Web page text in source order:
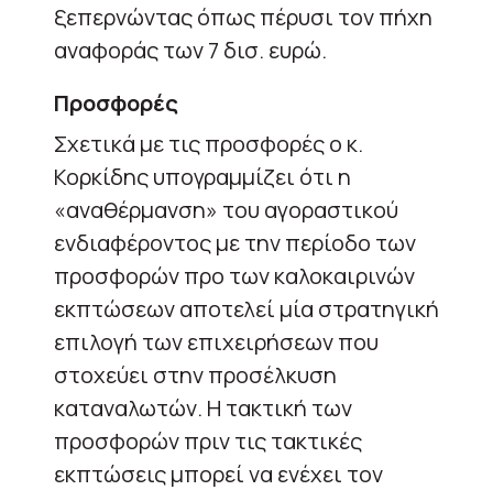
ξεπερνώντας όπως πέρυσι τον πήχη
αναφοράς των 7 δισ. ευρώ.
Προσφορές
Σχετικά με τις προσφορές ο κ.
Κορκίδης υπογραμμίζει ότι η
«αναθέρμανση» του αγοραστικού
ενδιαφέροντος με την περίοδο των
προσφορών προ των καλοκαιρινών
εκπτώσεων αποτελεί μία στρατηγική
επιλογή των επιχειρήσεων που
στοχεύει στην προσέλκυση
καταναλωτών. Η τακτική των
προσφορών πριν τις τακτικές
εκπτώσεις μπορεί να ενέχει τον